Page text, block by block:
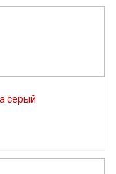
серый